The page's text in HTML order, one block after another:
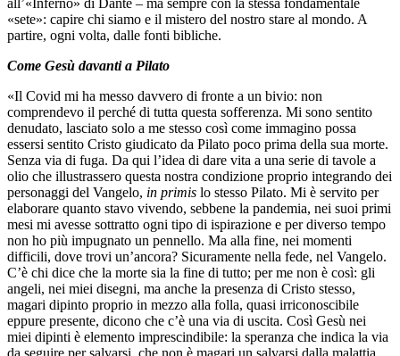
«sete»: capire chi siamo e il mistero del nostro stare al mondo. A
partire, ogni volta, dalle fonti bibliche.
Come Gesù davanti a Pilato
«Il Covid mi ha messo davvero di fronte a un bivio: non
comprendevo il perché di tutta questa sofferenza. Mi sono sentito
denudato, lasciato solo a me stesso così come immagino possa
essersi sentito Cristo giudicato da Pilato poco prima della sua morte.
Senza via di fuga. Da qui l’idea di dare vita a una serie di tavole a
olio che illustrassero questa nostra condizione proprio integrando dei
personaggi del Vangelo, in primis lo stesso Pilato. Mi è servito per
elaborare quanto stavo vivendo, sebbene la pandemia, nei suoi primi
mesi mi avesse sottratto ogni tipo di ispirazione e per diverso tempo
non ho più impugnato un pennello. Ma alla fine, nei momenti
difficili, dove trovi un’ancora? Sicuramente nella fede, nel Vangelo.
C’è chi dice che la morte sia la fine di tutto; per me non è così: gli
angeli, nei miei disegni, ma anche la presenza di Cristo stesso,
magari dipinto proprio in mezzo alla folla, quasi irriconoscibile
eppure presente, dicono che c’è una via di uscita. Così Gesù nei
miei dipinti è elemento imprescindibile: la speranza che indica la via
da seguire per salvarsi, che non è magari un salvarsi dalla malattia